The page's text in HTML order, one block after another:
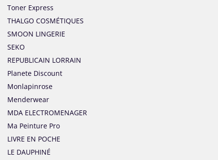
Toner Express
THALGO COSMÉTIQUES
SMOON LINGERIE
SEKO
REPUBLICAIN LORRAIN
Planete Discount
Monlapinrose
Menderwear
MDA ELECTROMENAGER
Ma Peinture Pro
LIVRE EN POCHE
LE DAUPHINÉ